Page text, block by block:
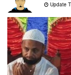
Update